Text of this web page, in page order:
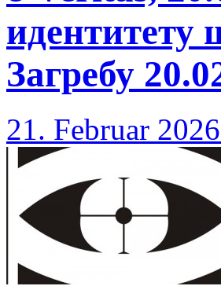
идентитету
Загребу
21. Februar